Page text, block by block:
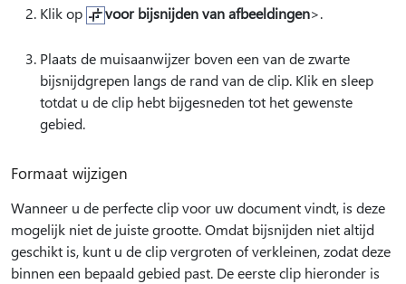
Klik op voor bijsnijden van afbeeldingen>.
Plaats de muisaanwijzer boven een van de zwarte
bijsnijdgrepen langs de rand van de clip. Klik en sleep
totdat u de clip hebt bijgesneden tot het gewenste
gebied.
Formaat wijzigen
Wanneer u de perfecte clip voor uw document vindt, is deze
mogelijk niet de juiste grootte. Omdat bijsnijden niet altijd
geschikt is, kunt u de clip vergroten of verkleinen, zodat deze
binnen een bepaald gebied past. De eerste clip hieronder is